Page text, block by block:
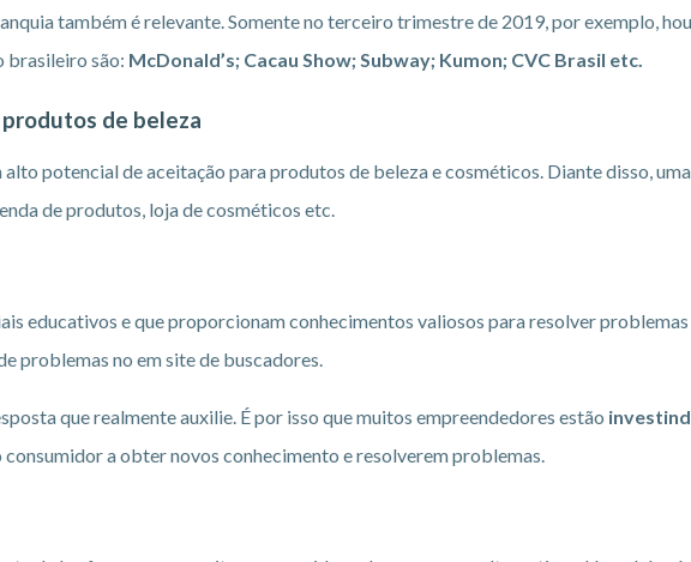
também é relevante. Somente no terceiro trimestre de 2019, por exemplo,
brasileiro são: McDonald’s; Cacau Show; Subway; Kumon; CVC Brasil etc.
de beleza
potencial de aceitação para produtos de beleza e cosméticos. Diante disso,
de produtos, loja de cosméticos etc.
educativos e que proporcionam conhecimentos valiosos para resolver
problemas no em site de buscadores.
que realmente auxilie. É por isso que muitos empreendedores estão
consumidor a obter novos conhecimento e resolverem problemas.